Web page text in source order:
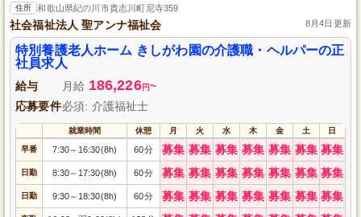
住所 和歌山県紀の川市貴志川町尼寺359
社会福祉法人 聖アンナ福祉会 8月4日更新
特別養護老人ホーム きしがわ園の介護職・ヘルパーの正
社員求人
給与 月給 186,226円~
応募要件必須: 介護福祉士
就業時間 休憩 月 火 水 木 金 土 日
早番 7:30～ 16:30(8h) 60分 募集 募集 募集 募集 募集 募集 募集
日勤 8:30～ 17:30(8h) 60分 募集 募集 募集 募集 募集 募集 募集
日勤 9:30～ 18:30(8h) 60分 募集 募集 募集 募集 募集 募集 募集